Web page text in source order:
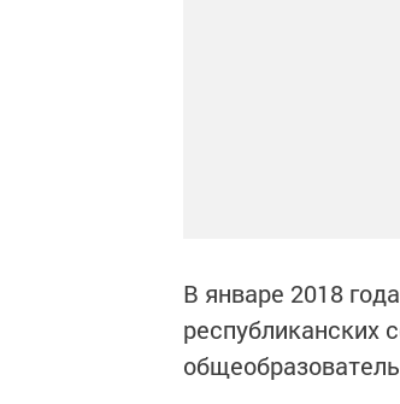
В январе 2018
республиканских